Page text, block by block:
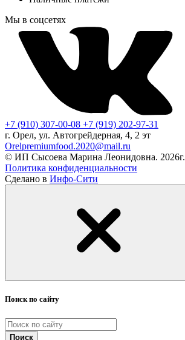
Мы в соцсетях
+7 (910) 307-00-08 +7 (919) 202-97-31
г. Орел, ул. Автогрейдерная, 4, 2 эт
Orelpremiumfood.2020@mail.ru
© ИП Сысоева Марина Леонидовна. 2026г.
Политика конфиденциальности
Сделано в Инфо-Сити
Поиск по сайту
Поиск